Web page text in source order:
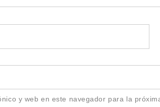
y web en este navegador para la